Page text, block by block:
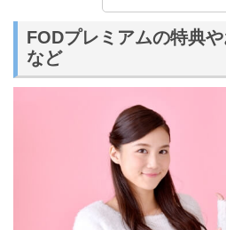
FODプレミアムの特典
など